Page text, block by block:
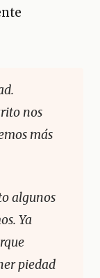
nos
más
algunos
Ya
piedad